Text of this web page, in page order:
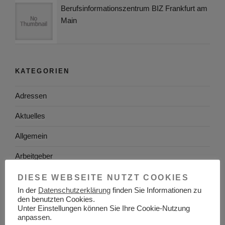
Berufsinformationszentrum BIZ Frankfurt am
Main
KATEGORIEN
Adressen
Aktuelles
Allgemein
Arbeitgeber
Arbeitsplatzsuche
Arbeitsrecht
Arbeitswelt
DIESE WEBSEITE NUTZT COOKIES
In der Datenschutzerklärung finden Sie Informationen zu
den benutzten Cookies.
Unter Einstellungen können Sie Ihre Cookie-Nutzung
anpassen.